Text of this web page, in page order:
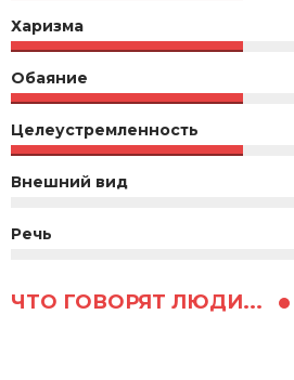
Харизма
Обаяние
Целеустремленность
Внешний вид
Речь
ЧТО ГОВОРЯТ ЛЮДИ...